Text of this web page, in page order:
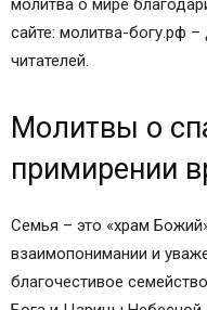
молитва о мире
сайте: молитва-богу.рф
читателей.
Молитвы о
примирении
Семья – это «храм
взаимопонимании и
благочестивое